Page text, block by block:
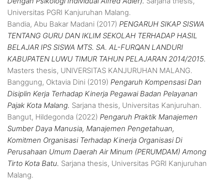
Universitas PGRI Kanjuruhan Malang.
Bandia, Abu Bakar Madani (2017) PENGARUH SIKAP SISWA
TENTANG GURU DAN IKLIM SEKOLAH TERHADAP HASIL
BELAJAR IPS SISWA MTS. SA. AL-FURQAN LANDURI
KABUPATEN LUWU TIMUR TAHUN PELAJARAN 2014/2015.
Masters thesis, UNIVERSITAS KANJURUHAN MALANG.
Banggung, Oktavia Dini (2019) Pengaruh Kompensasi Dan
Disiplin Kerja Terhadap Kinerja Pegawai Badan Pelayanan
Pajak Kota Malang. Sarjana thesis, Universitas Kanjuruhan.
Bangut, Hildegonda (2022) Pengaruh Praktik Manajemen
Sumber Daya Manusia, Manajemen Pengetahuan,
Komitmen Organisasi Terhadap Kinerja Organisasi Di
Perusahaan Umum Daerah Air Minum (PERUMDAM) Among
Tirto Kota Batu. Sarjana thesis, Universitas PGRI Kanjuruhan
Malang.